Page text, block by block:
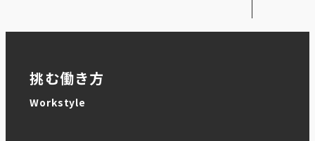
挑む働き方
Workstyle